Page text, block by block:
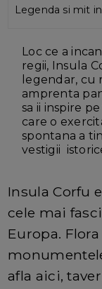
Legenda si mit
Loc ce a
regii, Insula
legendar, cu
amprenta
sa ii inspire
care o
spontana a
vestigii
Insula Corfu
cele mai
Europa.
afla aici,